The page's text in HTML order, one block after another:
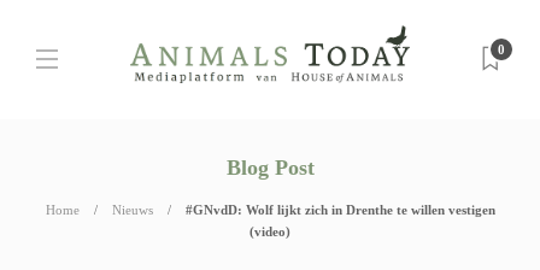
0
Blog Post
Home Nieuws
#GNvdD: Wolf lijkt zich in Drenthe te willen vestigen
(video)